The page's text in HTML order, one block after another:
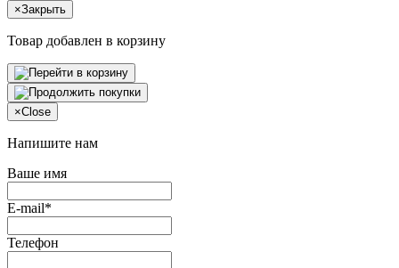
×Закрыть
Товар добавлен в корзину
×Close
Напишите нам
Ваше имя
E-mail*
Телефон